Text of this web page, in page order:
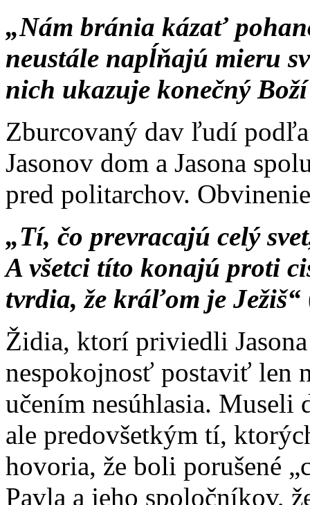
„Nám bránia kázať
neustále napĺňajú mieru
nich ukazuje konečný
Zburcovaný dav ľudí
Jasonov dom a Jasona
pred politarchov.
„Tí, čo prevracajú celý
A všetci títo konajú proti
tvrdia, že kráľom je Ježiš“
Židia, ktorí priviedli
nespokojnosť postaviť len
učením nesúhlasia. Museli
ale predovšetkým tí,
hovoria, že boli porušené
Pavla a jeho spoločníkov,